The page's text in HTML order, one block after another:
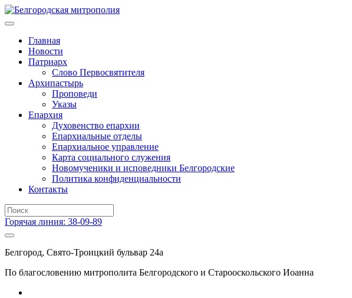
Главная
Новости
Патриарх
Слово Первосвятителя
Архипастырь
Проповеди
Указы
Епархия
Духовенство епархии
Епархиальные отделы
Епархиальное управление
Карта социального служения
Новомученики и исповедники Белгородские
Политика конфиденциальности
Контакты
Горячая линия: 38-09-89
Белгород, Свято-Троицкий бульвар 24а
По благословению митрополита Белгородского и Старооскольского Иоанна